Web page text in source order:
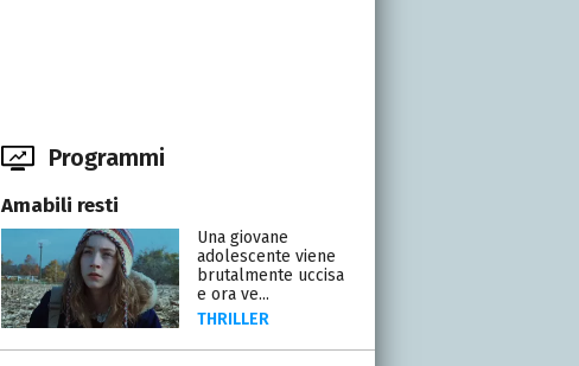
Programmi
Amabili resti
Una giovane
adolescente viene
brutalmente uccisa
e ora ve...
THRILLER